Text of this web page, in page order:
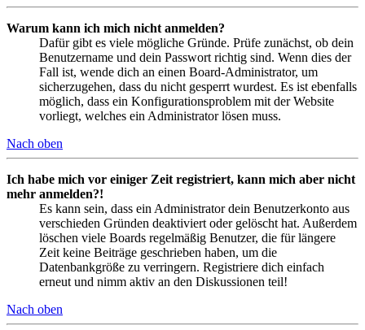
Warum kann ich mich nicht anmelden?
Dafür gibt es viele mögliche Gründe. Prüfe zunächst, ob dein
Benutzername und dein Passwort richtig sind. Wenn dies der
Fall ist, wende dich an einen Board-Administrator, um
sicherzugehen, dass du nicht gesperrt wurdest. Es ist ebenfalls
möglich, dass ein Konfigurationsproblem mit der Website
vorliegt, welches ein Administrator lösen muss.
Nach oben
Ich habe mich vor einiger Zeit registriert, kann mich aber nicht
mehr anmelden?!
Es kann sein, dass ein Administrator dein Benutzerkonto aus
verschieden Gründen deaktiviert oder gelöscht hat. Außerdem
löschen viele Boards regelmäßig Benutzer, die für längere
Zeit keine Beiträge geschrieben haben, um die
Datenbankgröße zu verringern. Registriere dich einfach
erneut und nimm aktiv an den Diskussionen teil!
Nach oben